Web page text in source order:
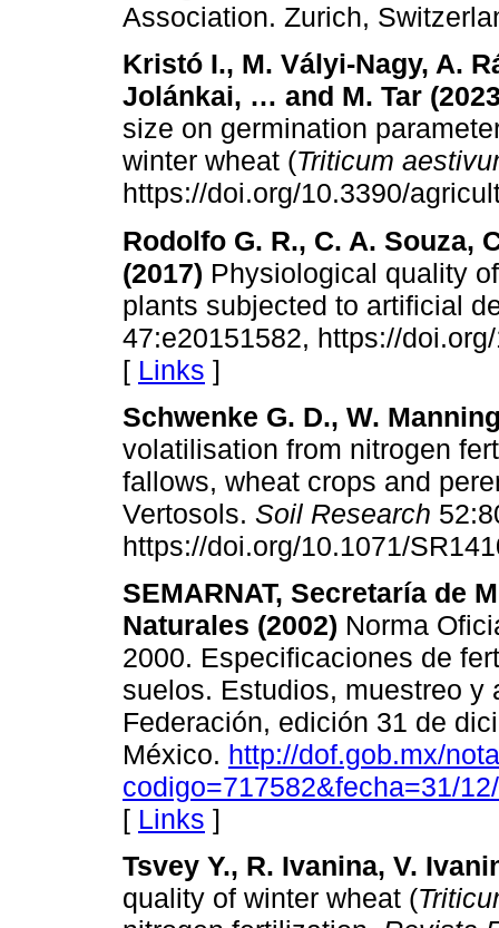
Association. Zurich,
Kristó I., M. Vályi-Nagy, A.
Jolánkai, … and M. Tar
size on germination
winter wheat (Triticum
https://doi.org/10.3390/
Rodolfo G. R., C. A. Souza,
(2017) Physiological quality
plants subjected to artificial
47:e20151582, https://
[ Links ]
Schwenke G. D., W.
volatilisation from nitrogen
fallows, wheat crops and
Vertosols. Soil Research
https://doi.org/10.1071/
SEMARNAT, Secretaría de
Naturales (2002) Norma
2000. Especificaciones de
suelos. Estudios, muestreo
Federación, edición 31 de
México. http://dof.gob.mx/
codigo=717582&fecha=31/
[ Links ]
Tsvey Y., R. Ivanina, V.
quality of winter wheat (